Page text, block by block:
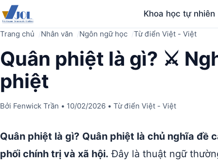
Khoa học tự nhiên
Trang chủ Nhân văn Ngôn ngữ học Từ điển Việt - Việt
Quân phiệt là gì? ⚔️
phiệt
Bởi Fenwick Trần • 10/02/2026 • Từ điển Việt - Việt
Quân phiệt là gì? Quân phiệt là chủ nghĩa đề
phối chính trị và xã hội. Đây là thuật ngữ